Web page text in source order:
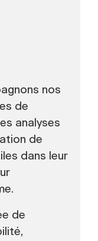
nos
de
analyses
de
dans leur
de